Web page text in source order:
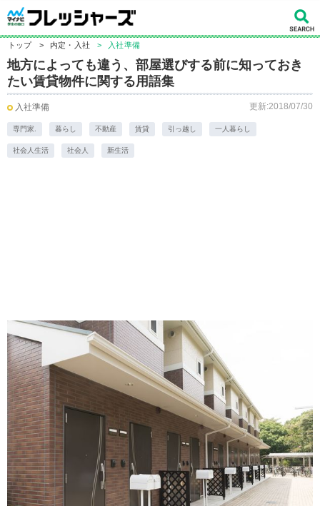
トップ > 内定・入社 > 入社準備
地方によっても違う、部屋選びする前に知っておき
たい賃貸物件に関する用語集
入社準備 更新:2018/07/30
専門家. 暮らし 不動産 賃貸 引っ越し 一人暮らし
社会人生活 社会人 新生活